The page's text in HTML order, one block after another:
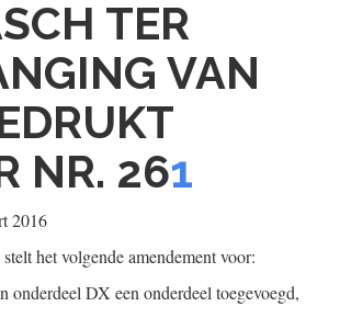
TER
VAN
NR. 261
2016
het volgende amendement voor:
onderdeel DX een onderdeel toegevoegd,